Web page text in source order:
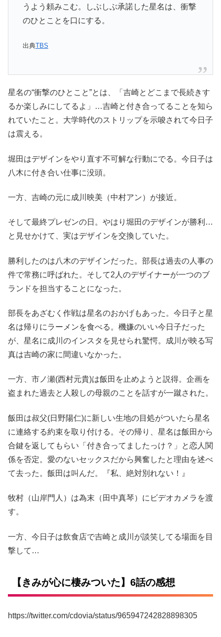
うよう頼みこむ。しぶしぶ承諾した星名は、衝撃
のひとことを口にする。
出典TBS
星名の“衝撃のひとこと”とは、「吉崎とどこまで長続きす
るか楽しみにしてるよ」…吉崎と付き合ってることを知ら
れていたこと。大学時代のストリップを示唆されて今日子
は震える。
堀田はデザインをやり直す不可解な行動にでる。今日子は
八木に付き合い仕事に没頭。
一方、吉崎の元に成川映美（中村アン）が接近。
そして最終プレゼンの日。やはり堀田のデザインが勝利…
と見せかけて、実はデザインを交換していた。
勝利したのは八木のデザインだった。部長は過去の人事の
件で常務に呼ばれた。そして2人のデザイナーが一つのブ
ランドを担当することになった。
部長をあざむく作戦は星名のおかげもあった。今日子と星
名は帰りにラーメンを食べる。機嫌のいい今日子だった
が、星名に成川のインスタを見せられ驚愕。成川が映る写
真は吉崎の家に間違いなかった。
一方、市ノ瀬(西村元貴)は飯田を止めようと説得。企画を
盗まれた過去と人殺しの母親のことを話すが一蹴された。
飯田は叔父(日野陽仁)に新しい生地の目処がついたら星名
に連絡する約束を取り付ける。その帰り、星名は飯田から
合鍵を返してもらい「付き合ってましたっけ？」と恋人関
係を否定。愛のないセックスだから興奮したと理由を述べ
て去った。飯田は叫んだ。『私、絶対別れない！』
牧村（山岸門人）は為末（田中真琴）にビデオカメラを渡
す。
一方、今日子は飲食店で吉崎と成川が談笑してる場面を目
撃して…
【きみが心に棲みついた】6話の感想
https://twitter.com/cdovia/status/965947242828898305